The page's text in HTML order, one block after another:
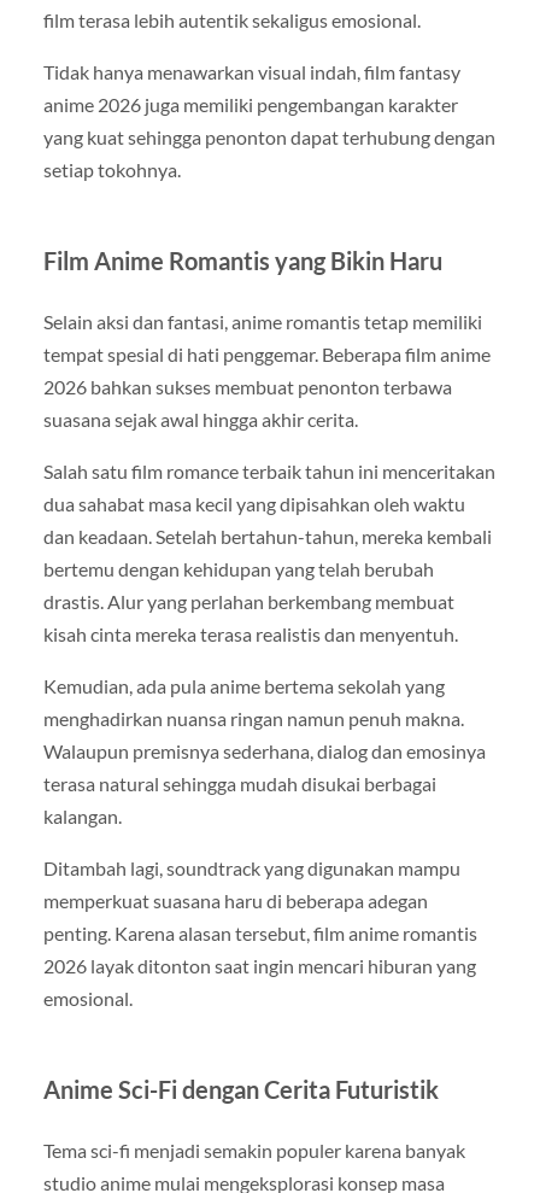
film terasa lebih autentik sekaligus emosional.
Tidak hanya menawarkan visual indah, film fantasy
anime 2026 juga memiliki pengembangan karakter
yang kuat sehingga penonton dapat terhubung dengan
setiap tokohnya.
Film Anime Romantis yang Bikin Haru
Selain aksi dan fantasi, anime romantis tetap memiliki
tempat spesial di hati penggemar. Beberapa film anime
2026 bahkan sukses membuat penonton terbawa
suasana sejak awal hingga akhir cerita.
Salah satu film romance terbaik tahun ini menceritakan
dua sahabat masa kecil yang dipisahkan oleh waktu
dan keadaan. Setelah bertahun-tahun, mereka kembali
bertemu dengan kehidupan yang telah berubah
drastis. Alur yang perlahan berkembang membuat
kisah cinta mereka terasa realistis dan menyentuh.
Kemudian, ada pula anime bertema sekolah yang
menghadirkan nuansa ringan namun penuh makna.
Walaupun premisnya sederhana, dialog dan emosinya
terasa natural sehingga mudah disukai berbagai
kalangan.
Ditambah lagi, soundtrack yang digunakan mampu
memperkuat suasana haru di beberapa adegan
penting. Karena alasan tersebut, film anime romantis
2026 layak ditonton saat ingin mencari hiburan yang
emosional.
Anime Sci-Fi dengan Cerita Futuristik
Tema sci-fi menjadi semakin populer karena banyak
studio anime mulai mengeksplorasi konsep masa